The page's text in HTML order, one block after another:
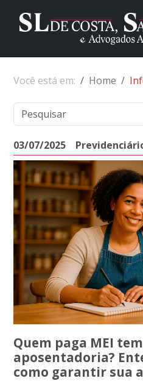
Você está em: Home
03/07/2025
Quem paga MEI
aposentadoria?
como garantir sua